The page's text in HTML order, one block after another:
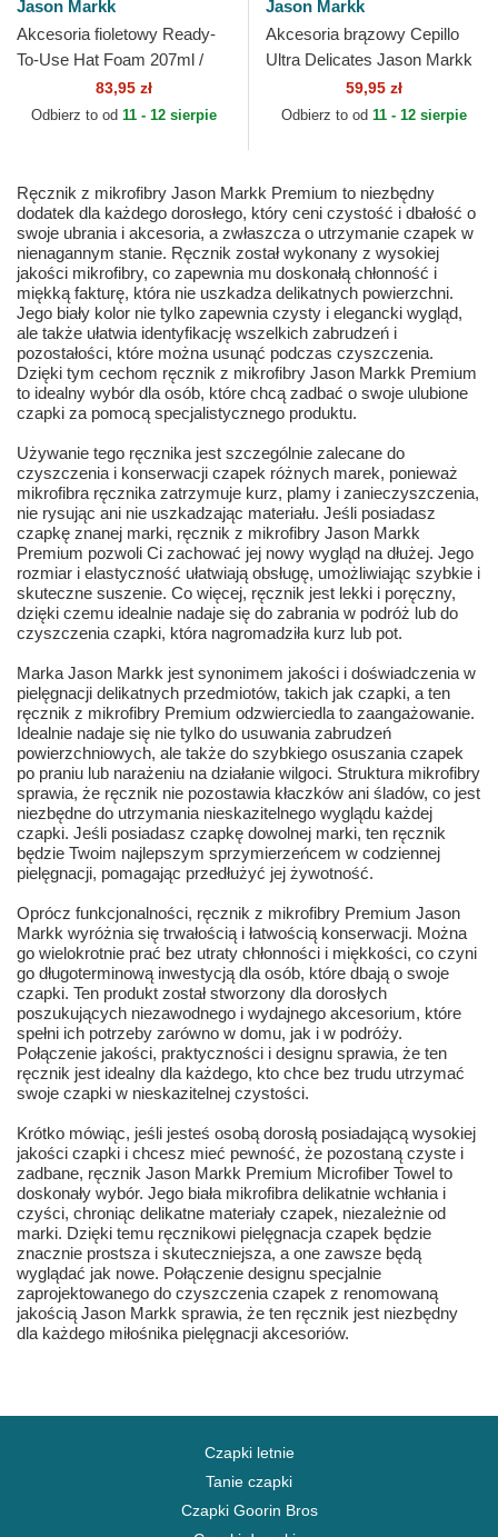
Jason Markk
Akcesoria fioletowy Ready-
To-Use Hat Foam 207ml /
7oz Jason Markk
83,95 zł
Odbierz to od 11 - 12 sierpie
Jason Markk
Akcesoria brązowy Cepillo
Ultra Delicates Jason Markk
59,95 zł
Odbierz to od 11 - 12 sierpie
Ręcznik z mikrofibry Jason Markk Premium to niezbędny
dodatek dla każdego dorosłego, który ceni czystość i dbałość o
swoje ubrania i akcesoria, a zwłaszcza o utrzymanie czapek w
nienagannym stanie. Ręcznik został wykonany z wysokiej
jakości mikrofibry, co zapewnia mu doskonałą chłonność i
miękką fakturę, która nie uszkadza delikatnych powierzchni.
Jego biały kolor nie tylko zapewnia czysty i elegancki wygląd,
ale także ułatwia identyfikację wszelkich zabrudzeń i
pozostałości, które można usunąć podczas czyszczenia.
Dzięki tym cechom ręcznik z mikrofibry Jason Markk Premium
to idealny wybór dla osób, które chcą zadbać o swoje ulubione
czapki za pomocą specjalistycznego produktu.
Używanie tego ręcznika jest szczególnie zalecane do
czyszczenia i konserwacji czapek różnych marek, ponieważ
mikrofibra ręcznika zatrzymuje kurz, plamy i zanieczyszczenia,
nie rysując ani nie uszkadzając materiału. Jeśli posiadasz
czapkę znanej marki, ręcznik z mikrofibry Jason Markk
Premium pozwoli Ci zachować jej nowy wygląd na dłużej. Jego
rozmiar i elastyczność ułatwiają obsługę, umożliwiając szybkie i
skuteczne suszenie. Co więcej, ręcznik jest lekki i poręczny,
dzięki czemu idealnie nadaje się do zabrania w podróż lub do
czyszczenia czapki, która nagromadziła kurz lub pot.
Marka Jason Markk jest synonimem jakości i doświadczenia w
pielęgnacji delikatnych przedmiotów, takich jak czapki, a ten
ręcznik z mikrofibry Premium odzwierciedla to zaangażowanie.
Idealnie nadaje się nie tylko do usuwania zabrudzeń
powierzchniowych, ale także do szybkiego osuszania czapek
po praniu lub narażeniu na działanie wilgoci. Struktura mikrofibry
sprawia, że ręcznik nie pozostawia kłaczków ani śladów, co jest
niezbędne do utrzymania nieskazitelnego wyglądu każdej
czapki. Jeśli posiadasz czapkę dowolnej marki, ten ręcznik
będzie Twoim najlepszym sprzymierzeńcem w codziennej
pielęgnacji, pomagając przedłużyć jej żywotność.
Oprócz funkcjonalności, ręcznik z mikrofibry Premium Jason
Markk wyróżnia się trwałością i łatwością konserwacji. Można
go wielokrotnie prać bez utraty chłonności i miękkości, co czyni
go długoterminową inwestycją dla osób, które dbają o swoje
czapki. Ten produkt został stworzony dla dorosłych
poszukujących niezawodnego i wydajnego akcesorium, które
spełni ich potrzeby zarówno w domu, jak i w podróży.
Połączenie jakości, praktyczności i designu sprawia, że ten
ręcznik jest idealny dla każdego, kto chce bez trudu utrzymać
swoje czapki w nieskazitelnej czystości.
Krótko mówiąc, jeśli jesteś osobą dorosłą posiadającą wysokiej
jakości czapki i chcesz mieć pewność, że pozostaną czyste i
zadbane, ręcznik Jason Markk Premium Microfiber Towel to
doskonały wybór. Jego biała mikrofibra delikatnie wchłania i
czyści, chroniąc delikatne materiały czapek, niezależnie od
marki. Dzięki temu ręcznikowi pielęgnacja czapek będzie
znacznie prostsza i skuteczniejsza, a one zawsze będą
wyglądać jak nowe. Połączenie designu specjalnie
zaprojektowanego do czyszczenia czapek z renomowaną
jakością Jason Markk sprawia, że ten ręcznik jest niezbędny
dla każdego miłośnika pielęgnacji akcesoriów.
Czapki letnie
Tanie czapki
Czapki Goorin Bros